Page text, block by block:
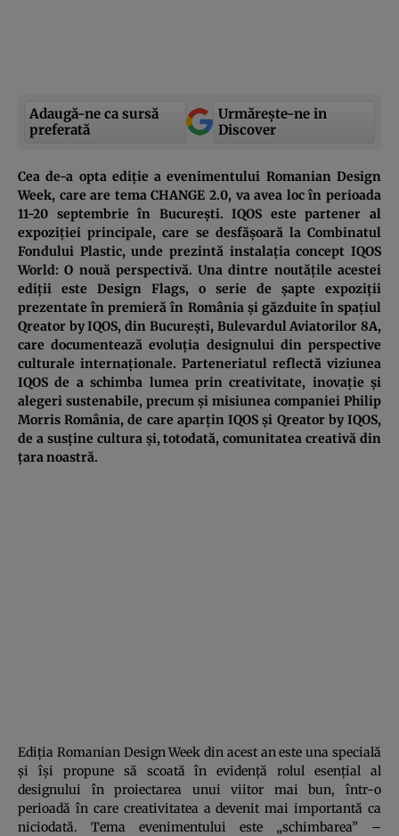
Adaugă-ne ca sursă
preferată
Urmărește-ne in
Discover
Cea de-a opta ediție a evenimentului Romanian Design
Week, care are tema CHANGE 2.0, va avea loc în perioada
11-20 septembrie în București. IQOS este partener al
expoziției principale, care se desfășoară la Combinatul
Fondului Plastic, unde prezintă instalația concept IQOS
World: O nouă perspectivă. Una dintre noutățile acestei
ediții este Design Flags, o serie de șapte expoziții
prezentate în premieră în România și găzduite în spațiul
Qreator by IQOS, din București, Bulevardul Aviatorilor 8A,
care documentează evoluția designului din perspective
culturale internaționale. Parteneriatul reflectă viziunea
IQOS de a schimba lumea prin creativitate, inovație și
alegeri sustenabile, precum și misiunea companiei Philip
Morris România, de care aparțin IQOS și Qreator by IQOS,
de a susține cultura și, totodată, comunitatea creativă din
țara noastră.
Ediția Romanian Design Week din acest an este una specială
și își propune să scoată în evidență rolul esențial al
designului în proiectarea unui viitor mai bun, într-o
perioadă în care creativitatea a devenit mai importantă ca
niciodată. Tema evenimentului este „schimbarea” –